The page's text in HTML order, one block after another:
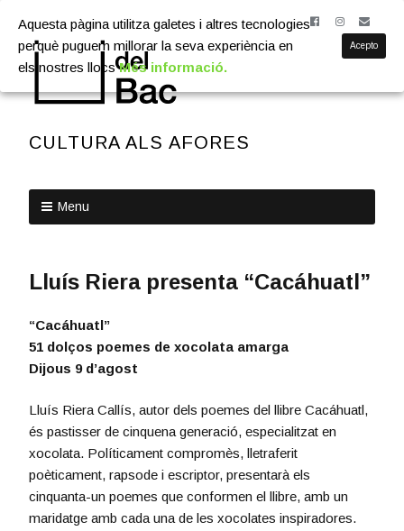
CULTURA ALS AFORES
Menu
Lluís Riera presenta “Cacáhuatl”
“Cacáhuatl”
51 dolços poemes de xocolata amarga
Dijous 9 d’agost
Lluís Riera Callís, autor dels poemes del llibre Cacáhuatl,
és pastisser de cinquena generació, especialitzat en
xocolata. Políticament compromès, lletraferit
poèticament, rapsode i escriptor, presentarà els
cinquanta-un poemes que conformen el llibre, amb un
maridatge amb cada una de les xocolates inspiradores.
Aquesta pàgina utilitza galetes i altres tecnologies
perquè puguem millorar la seva experiència en
els nostres llocsMés informació.
Acepto